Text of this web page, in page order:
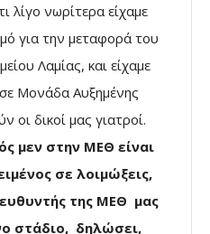
λίγο νωρίτερα είχαμε
για την μεταφορά του
Λαμίας, και είχαμε
Μονάδα Αυξημένης
δικοί μας γιατροί.
μεν στην ΜΕΘ είναι
σε λοιμώξεις,
της ΜΕΘ μας
στάδιο, δηλώσει,